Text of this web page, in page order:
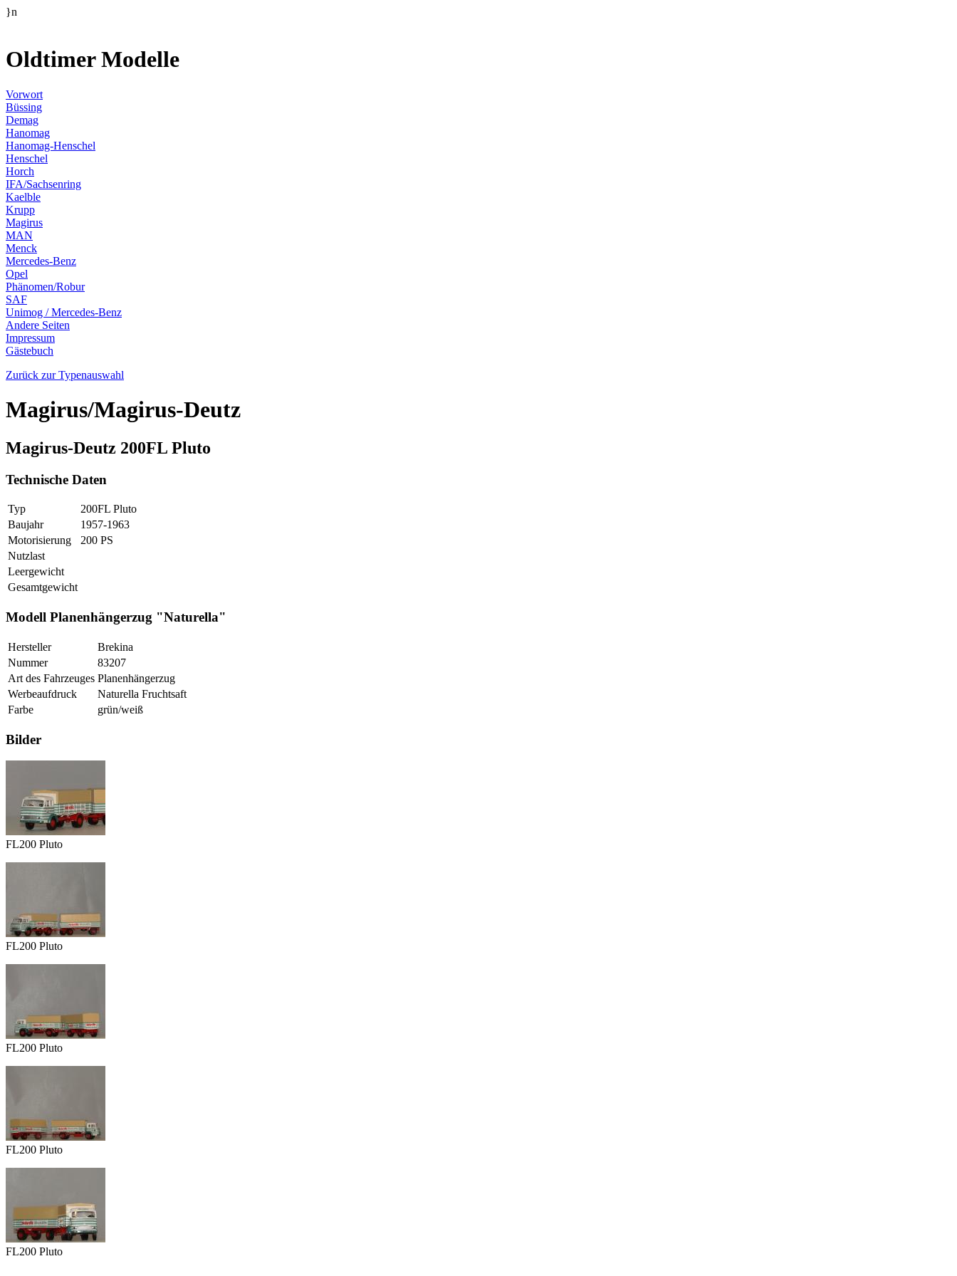
}n
Oldtimer Modelle
Vorwort
Büssing
Demag
Hanomag
Hanomag-Henschel
Henschel
Horch
IFA/Sachsenring
Kaelble
Krupp
Magirus
MAN
Menck
Mercedes-Benz
Opel
Phänomen/Robur
SAF
Unimog / Mercedes-Benz
Andere Seiten
Impressum
Gästebuch
Zurück zur Typenauswahl
Magirus/Magirus-Deutz
Magirus-Deutz 200FL Pluto
Technische Daten
Typ
200FL Pluto
Baujahr
1957-1963
Motorisierung
200 PS
Nutzlast
Leergewicht
Gesamtgewicht
Modell Planenhängerzug "Naturella"
Hersteller
Brekina
Nummer
83207
Art des Fahrzeuges Planenhängerzug
Werbeaufdruck
Naturella Fruchtsaft
Farbe
grün/weiß
Bilder
FL200 Pluto
FL200 Pluto
FL200 Pluto
FL200 Pluto
FL200 Pluto